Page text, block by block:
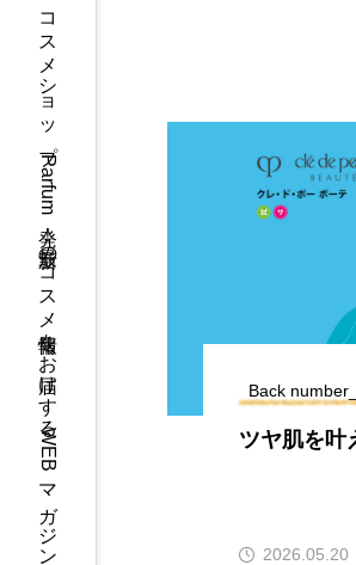
コスメショップParfum発！最新のコスメ情報をお届けするWEBマガジン
題」に終
Back
ツヤ肌を叶
2026.05.20